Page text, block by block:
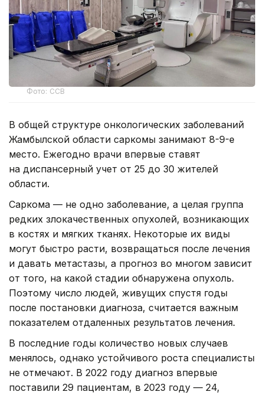
Фото: ССВ
В общей структуре онкологических заболеваний
Жамбылской области саркомы занимают 8-9-е
место. Ежегодно врачи впервые ставят
на диспансерный учет от 25 до 30 жителей
области.
Саркома — не одно заболевание, а целая группа
редких злокачественных опухолей, возникающих
в костях и мягких тканях. Некоторые их виды
могут быстро расти, возвращаться после лечения
и давать метастазы, а прогноз во многом зависит
от того, на какой стадии обнаружена опухоль.
Поэтому число людей, живущих спустя годы
после постановки диагноза, считается важным
показателем отдаленных результатов лечения.
В последние годы количество новых случаев
менялось, однако устойчивого роста специалисты
не отмечают. В 2022 году диагноз впервые
поставили 29 пациентам, в 2023 году — 24,